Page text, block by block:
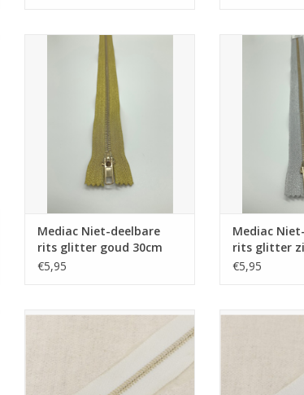
Mediac Niet-deelbare rits glitter
goud 30cm
TOEVOEGEN AAN WINKELWAGEN
Mediac Niet-deelbare
rits glitter goud 30cm
€5,95
Mediac Niet-
TOEVOEGEN
Mediac
rits glitter
€5,95
Mediac niet-deelbare rits wit met
TOEVOEGEN AAN WINKELWAGEN
Mediac niet-
TOEVOEGEN